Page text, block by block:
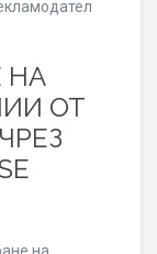
НА
ОТ